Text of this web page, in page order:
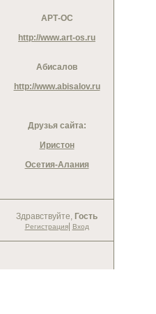
АРТ-ОС
http://www.art-os.ru
Абисалов
http://www.abisalov.ru
Друзья сайта:
Иристон
Осетия-Алания
Здравствуйте, Гость
Регистрация| Вход